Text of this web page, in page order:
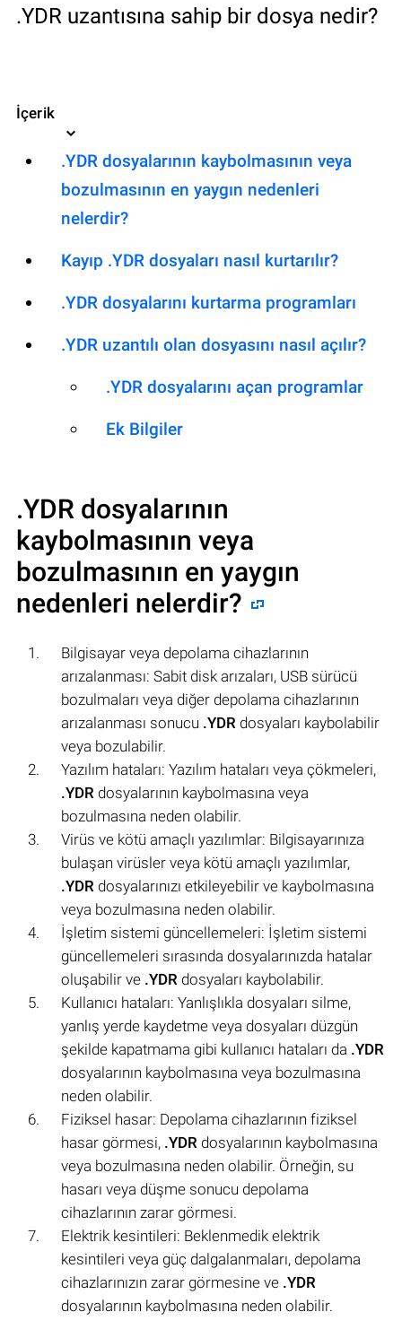
.YDR uzantısına sahip bir dosya nedir?
İçerik
.YDR dosyalarının kaybolmasının veya
bozulmasının en yaygın nedenleri
nelerdir?
Kayıp .YDR dosyaları nasıl kurtarılır?
.YDR dosyalarını kurtarma programları
.YDR uzantılı olan dosyasını nasıl açılır?
.YDR dosyalarını açan programlar
Ek Bilgiler
.YDR dosyalarının
kaybolmasının veya
bozulmasının en yaygın
nedenleri nelerdir?
Bilgisayar veya depolama cihazlarının
arızalanması: Sabit disk arızaları, USB sürücü
bozulmaları veya diğer depolama cihazlarının
arızalanması sonucu .YDR dosyaları kaybolabilir
veya bozulabilir.
Yazılım hataları: Yazılım hataları veya çökmeleri,
.YDR dosyalarının kaybolmasına veya
bozulmasına neden olabilir.
Virüs ve kötü amaçlı yazılımlar: Bilgisayarınıza
bulaşan virüsler veya kötü amaçlı yazılımlar,
.YDR dosyalarınızı etkileyebilir ve kaybolmasına
veya bozulmasına neden olabilir.
İşletim sistemi güncellemeleri: İşletim sistemi
güncellemeleri sırasında dosyalarınızda hatalar
oluşabilir ve .YDR dosyaları kaybolabilir.
Kullanıcı hataları: Yanlışlıkla dosyaları silme,
yanlış yerde kaydetme veya dosyaları düzgün
şekilde kapatmama gibi kullanıcı hataları da .YDR
dosyalarının kaybolmasına veya bozulmasına
neden olabilir.
Fiziksel hasar: Depolama cihazlarının fiziksel
hasar görmesi, .YDR dosyalarının kaybolmasına
veya bozulmasına neden olabilir. Örneğin, su
hasarı veya düşme sonucu depolama
cihazlarının zarar görmesi.
Elektrik kesintileri: Beklenmedik elektrik
kesintileri veya güç dalgalanmaları, depolama
cihazlarınızın zarar görmesine ve .YDR
dosyalarının kaybolmasına neden olabilir.